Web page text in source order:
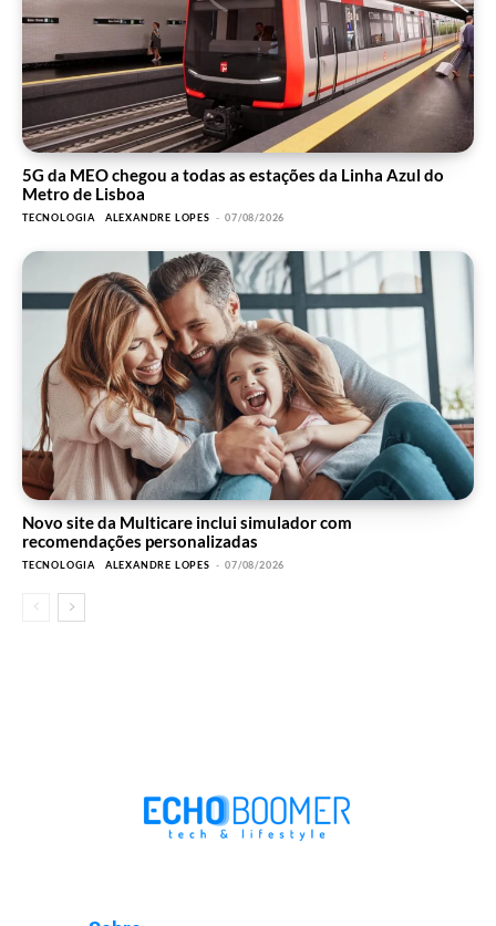
5G da MEO chegou a todas as estações da Linha Azul do
Metro de Lisboa
TECNOLOGIA ALEXANDRE LOPES - 07/08/2026
Novo site da Multicare inclui simulador com
recomendações personalizadas
TECNOLOGIA ALEXANDRE LOPES - 07/08/2026